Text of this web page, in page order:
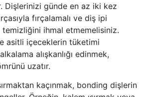
Dişlerinizi günde en az iki kez
fırçalamalı ve diş ipi
ihmal etmemelisiniz.
asitli içeceklerin tüketimi
alışkanlığı edinmek,
uzatır.
kaçınmak, bonding dişlerin